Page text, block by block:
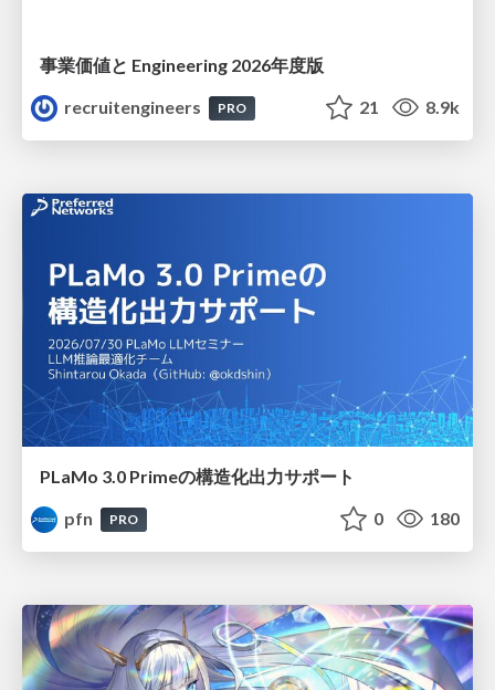
事業価値と Engineering 2026年度版
recruitengineers
PRO 21 8.9k
PLaMo 3.0 Primeの構造化出力サポート
pfn
PRO 0 180